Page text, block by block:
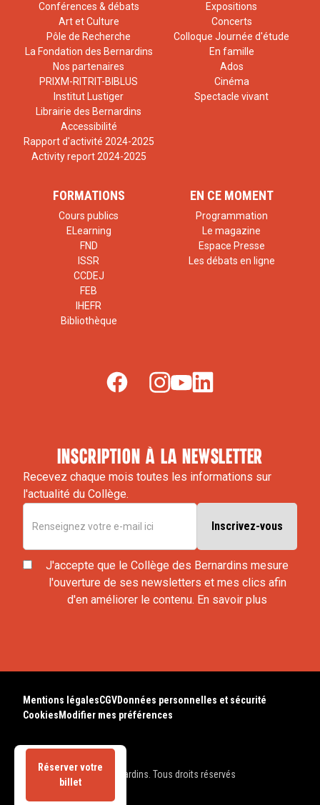
Réserver votre
billet
Conférences & débats
Art et Culture
Pôle de Recherche
La Fondation des Bernardins
Nos partenaires
PRIXM-RITRIT-BIBLUS
Institut Lustiger
Librairie des Bernardins
Accessibilité
Rapport d'activité 2024-2025
Activity report 2024-2025
Expositions
Concerts
Colloque Journée d'étude
En famille
Ados
Cinéma
Spectacle vivant
FORMATIONS
Cours publics
ELearning
FND
ISSR
CCDEJ
FEB
IHEFR
Bibliothèque
EN CE MOMENT
Programmation
Le magazine
Espace Presse
Les débats en ligne
inscription à la newsletter
Recevez chaque mois toutes les informations sur
l'actualité du Collège.
J'accepte que le Collège des Bernardins mesure
l'ouverture de ses newsletters et mes clics afin
d'en améliorer le contenu. En savoir plus
© 2025 Collège des Bernardins. Tous droits réservés
Mentions légalesCGVDonnées personnelles et sécurité
Cookies Modifier mes préférences